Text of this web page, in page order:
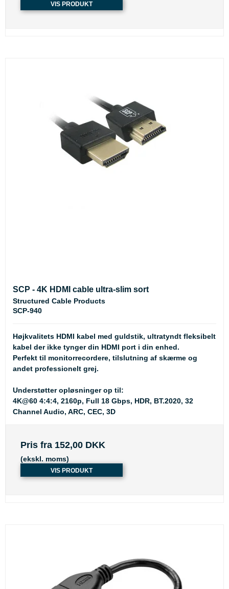
VIS PRODUKT
SCP - 4K HDMI cable ultra-slim sort
Structured Cable Products
SCP-940
Højkvalitets HDMI kabel med guldstik, ultratyndt fleksibelt
kabel der ikke tynger din HDMI port i din enhed.
Perfekt til monitorrecordere, tilslutning af skærme og
andet professionelt grej.
Understøtter opløsninger op til:
4K@60 4:4:4, 2160p, Full 18 Gbps, HDR, BT.2020, 32
Channel Audio, ARC, CEC, 3D
Pris fra 152,00 DKK
(ekskl. moms)
VIS PRODUKT